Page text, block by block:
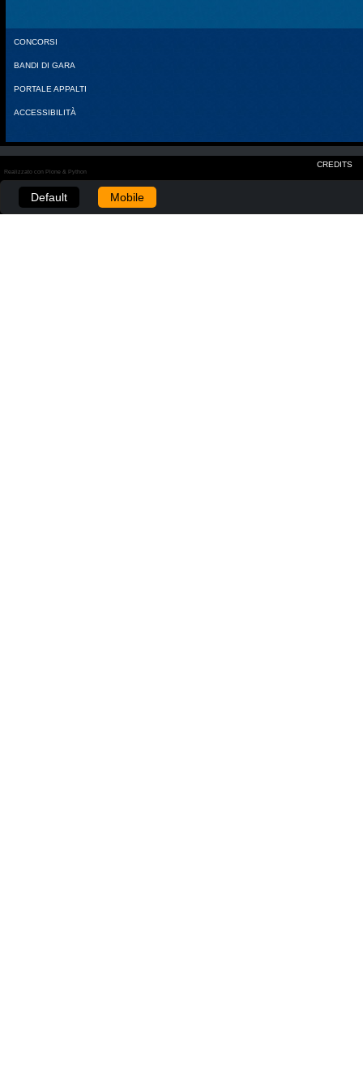
CONCORSI
BANDI DI GARA
PORTALE APPALTI
ACCESSIBILITÀ
CREDITS
Realizzato con Plone & Python
Default Mobile